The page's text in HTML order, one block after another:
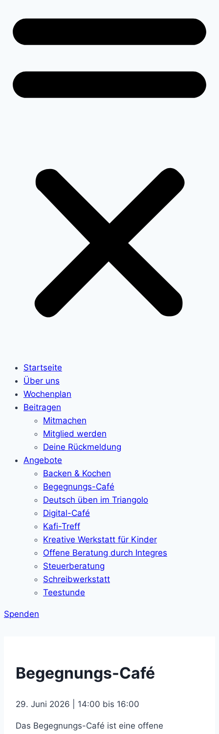
Startseite
Über uns
Wochenplan
Beitragen
Mitmachen
Mitglied werden
Deine Rückmeldung
Angebote
Backen & Kochen
Begegnungs-Café
Deutsch üben im Triangolo
Digital-Café
Kafi-Treff
Kreative Werkstatt für Kinder
Offene Beratung durch Integres
Steuerberatung
Schreibwerkstatt
Teestunde
Spenden
Begegnungs-Café
29. Juni 2026 | 14:00 bis 16:00
Das Begegnungs-Café ist eine offene